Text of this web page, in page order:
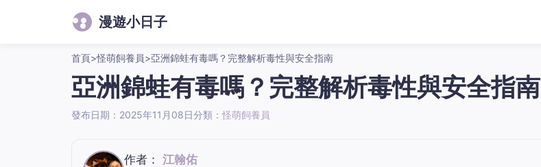
漫遊小日子
首頁>怪萌飼養員>亞洲錦蛙有毒嗎？完整解析毒性與安全指南
亞洲錦蛙有毒嗎？完整解析毒性與安全指南
發布日期：2025年11月08日分類： 怪萌飼養員
作者： 江翰佑